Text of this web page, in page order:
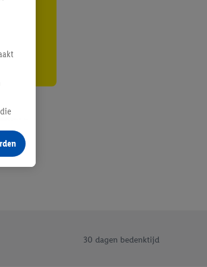
30 dagen bedenktijd